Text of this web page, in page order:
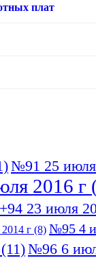
плат
№91 25 июля
2016 г
23 июля
г (8) №95 4
(11)№96 6